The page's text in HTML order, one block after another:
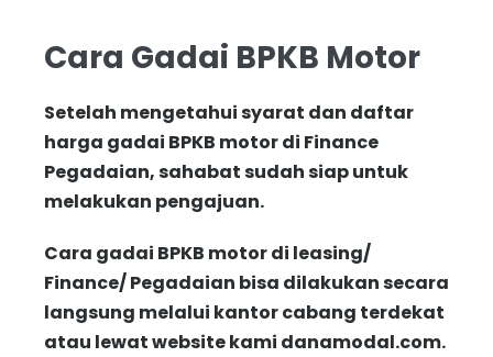
Cara Gadai BPKB Motor
Setelah mengetahui syarat dan daftar
harga gadai BPKB motor di Finance
Pegadaian, sahabat sudah siap untuk
melakukan pengajuan.
Cara gadai BPKB motor di leasing/
Finance/ Pegadaian bisa dilakukan secara
langsung melalui kantor cabang terdekat
atau lewat website kami danamodal.com.